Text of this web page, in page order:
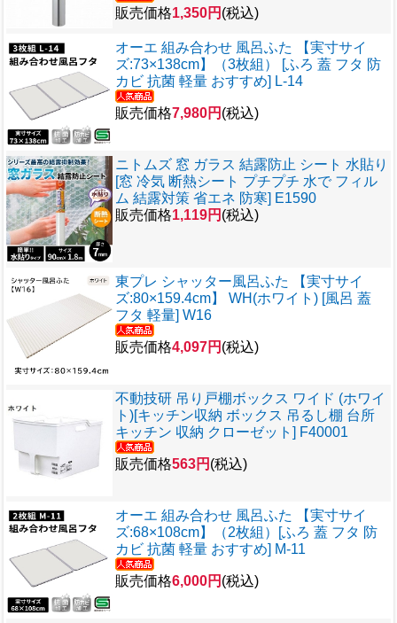
販売価格1,350円 (税込)
オーエ 組み合わせ 風呂ふた 【実寸サイ
ズ:73×138cm】（3枚組） [ふろ 蓋 フタ 防
カビ 抗菌 軽量 おすすめ] L-14
販売価格7,980円 (税込)
ニトムズ 窓 ガラス 結露防止 シート 水貼り
[窓 冷気 断熱シート プチプチ 水で フィル
ム 結露対策 省エネ 防寒] E1590
販売価格1,119円 (税込)
東プレ シャッター風呂ふた 【実寸サイ
ズ:80×159.4cm】 WH(ホワイト) [風呂 蓋
フタ 軽量] W16
販売価格4,097円 (税込)
不動技研 吊り戸棚ボックス ワイド (ホワイ
ト)[キッチン収納 ボックス 吊るし棚 台所
キッチン 収納 クローゼット] F40001
販売価格563円 (税込)
オーエ 組み合わせ 風呂ふた 【実寸サイ
ズ:68×108cm】（2枚組）[ふろ 蓋 フタ 防
カビ 抗菌 軽量 おすすめ] M-11
販売価格6,000円 (税込)